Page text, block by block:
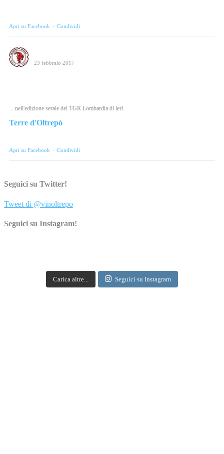
Apri su Facebook · Condividi
23 febbraio 2017
... nell'edizione serale del TGR Lombardia di ieri
Terre d'Oltrepò
Apri su Facebook · Condividi
23 febbraio 2017
Oggi a Milano, dalle 18 alle 22, speciale degustazione dedicata ai
protagonista. #weloveoltrepo
gamberorosso.it
Seguici su Twitter!
Tweet di @vinoltrepo
Seguici su Instagram!
Carica altre... Seguici su Instagram